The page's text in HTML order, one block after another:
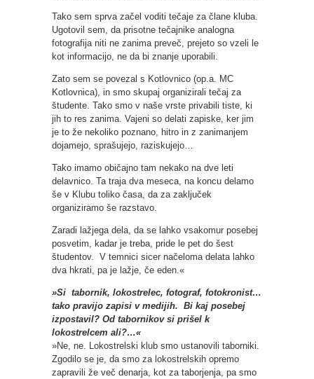
Tako sem sprva začel voditi tečaje za člane kluba.
Ugotovil sem, da prisotne tečajnike analogna
fotografija niti ne zanima preveč, prejeto so vzeli le
kot informacijo, ne da bi znanje uporabili.
Zato sem se povezal s Kotlovnico (op.a. MC
Kotlovnica), in smo skupaj organizirali tečaj za
študente. Tako smo v naše vrste privabili tiste, ki
jih to res zanima. Vajeni so delati zapiske, ker jim
je to že nekoliko poznano, hitro in z zanimanjem
dojamejo, sprašujejo, raziskujejo…
Tako imamo običajno tam nekako na dve leti
delavnico. Ta traja dva meseca, na koncu delamo
še v Klubu toliko časa, da za zaključek
organiziramo še razstavo.
Zaradi lažjega dela, da se lahko vsakomur posebej
posvetim, kadar je treba, pride le pet do šest
študentov. V temnici sicer načeloma delata lahko
dva hkrati, pa je lažje, če eden.«
»Si tabornik, lokostrelec, fotograf, fotokronist…
tako pravijo zapisi v medijih. Bi kaj posebej
izpostavil? Od tabornikov si prišel k
lokostrelcem ali?…«
»Ne, ne. Lokostrelski klub smo ustanovili taborniki.
Zgodilo se je, da smo za lokostrelskih opremo
zapravili že več denarja, kot za taborjenja, pa smo